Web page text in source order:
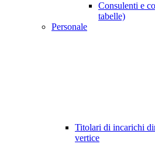
Consulenti e
tabelle)
Personale
Titolari di incarichi
vertice